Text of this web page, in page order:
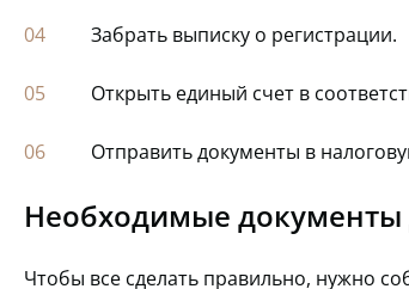
Забрать выписку о регистрации.
Открыть единый счет в
Отправить документы в
Необходимые
Чтобы все сделать правильно, нужно